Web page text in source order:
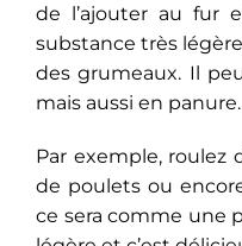
de l’ajouter au fur
substance très
des grumeaux. Il
mais aussi en panure.
Par exemple, roulez
de poulets ou
ce sera comme une